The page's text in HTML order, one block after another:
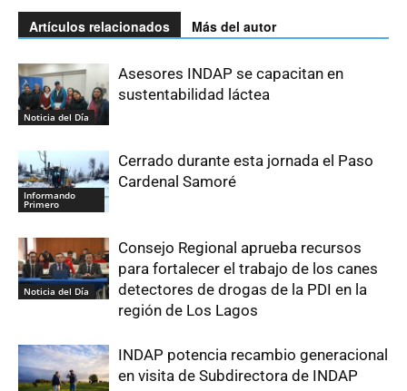
Artículos relacionados Más del autor
Noticia del Día
Asesores INDAP se capacitan en
sustentabilidad láctea
Informando
Primero
Cerrado durante esta jornada el Paso
Cardenal Samoré
Noticia del Día
Consejo Regional aprueba recursos
para fortalecer el trabajo de los canes
detectores de drogas de la PDI en la
región de Los Lagos
INDAP potencia recambio generacional
en visita de Subdirectora de INDAP